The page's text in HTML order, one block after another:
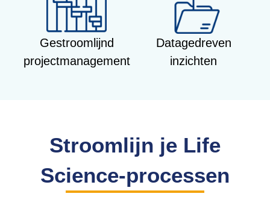
Gestroomlijnd
projectmanagement
Datagedreven
inzichten
Stroomlijn je Life
Science-processen